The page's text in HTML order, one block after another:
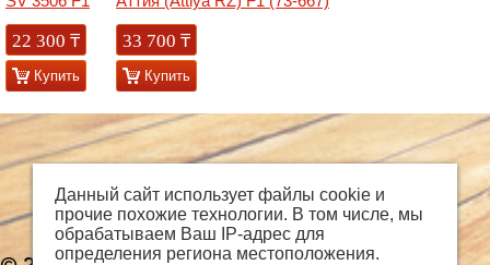
22 300 ₸
Купить
33 700 ₸
Купить
Данный сайт использует файлы cookie и
прочие похожие технологии. В том числе, мы
обрабатываем Ваш IP-адрес для
определения региона местоположения.